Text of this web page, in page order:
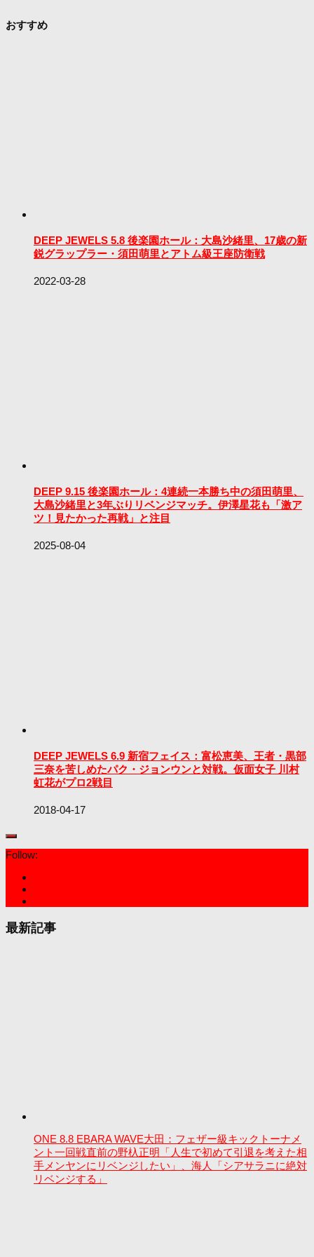
おすすめ
DEEP JEWELS 5.8 後楽園ホール：大島沙緒里、17歳の新
鋭グラップラー・須田萌里とアトム級王座防衛戦
2022-03-28
DEEP 9.15 後楽園ホール：4連続一本勝ち中の須田萌里、
大島沙緒里と3年ぶりリベンジマッチ。伊澤星花も「激ア
ツ！見たかった再戦」と注目
2025-08-04
DEEP JEWELS 6.9 新宿フェイス：富松恵美、王者・黒部
三奈を苦しめたパク・ジョンウンと対戦。仮面女子 川村
虹花がプロ2戦目
2018-04-17
Follow:
最新記事
ONE 8.8 EBARA WAVE大田：フェザー級キックトーナメ
ント一回戦直前の野杁正明「人生で初めて引退を考えた相
手メンヤンにリベンジしたい」、海人「シアサラニに絶対
リベンジする」